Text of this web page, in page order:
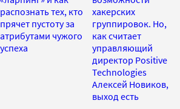
распознать тех, кто
прячет пустоту за
атрибутами чужого
успеха
хакерских
группировок. Но,
как считает
управляющий
директор Positive
Technologies
Алексей Новиков,
выход есть